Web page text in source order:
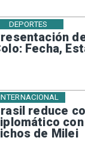
Fecha,
DEPORTES
reduce
de Milei